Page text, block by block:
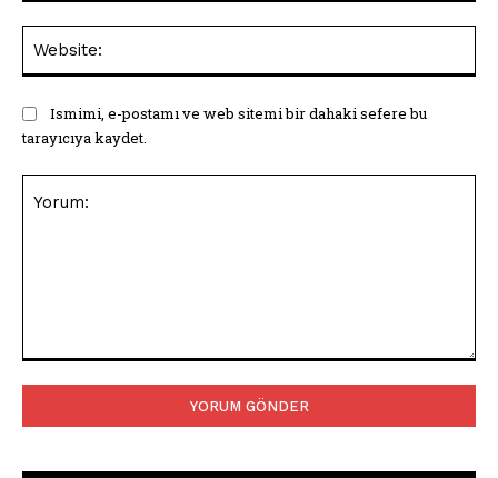
Ismimi, e-postamı ve web sitemi bir dahaki sefere bu
tarayıcıya kaydet.